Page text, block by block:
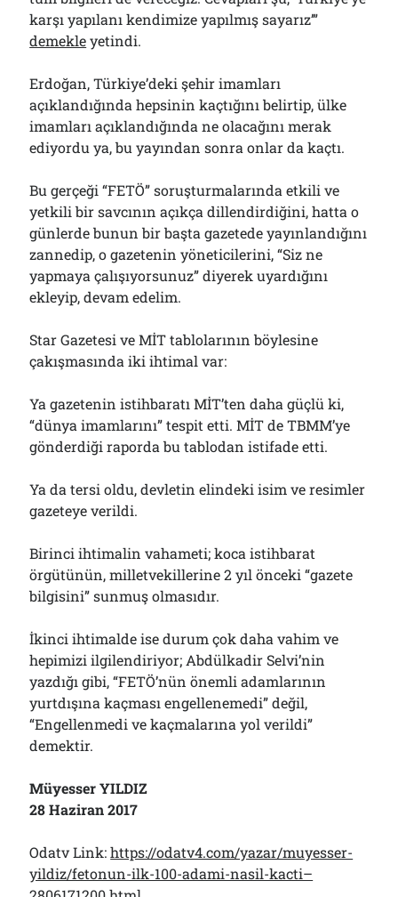
karşı yapılanı kendimize yapılmış sayarız’”
demekleyetindi.
Erdoğan, Türkiye’deki şehir imamları
açıklandığında hepsinin kaçtığını belirtip, ülke
imamları açıklandığında ne olacağını merak
ediyordu ya, bu yayından sonra onlar da kaçtı.
Bu gerçeği “FETÖ” soruşturmalarında etkili ve
yetkili bir savcının açıkça dillendirdiğini, hatta o
günlerde bunun bir başta gazetede yayınlandığını
zannedip, o gazetenin yöneticilerini, “Siz ne
yapmaya çalışıyorsunuz” diyerek uyardığını
ekleyip, devam edelim.
Star Gazetesi ve MİT tablolarının böylesine
çakışmasında iki ihtimal var:
Ya gazetenin istihbaratı MİT’ten daha güçlü ki,
“dünya imamlarını” tespit etti. MİT de TBMM’ye
gönderdiği raporda bu tablodan istifade etti.
Ya da tersi oldu, devletin elindeki isim ve resimler
gazeteye verildi.
Birinci ihtimalin vahameti; koca istihbarat
örgütünün, milletvekillerine 2 yıl önceki “gazete
bilgisini” sunmuş olmasıdır.
İkinci ihtimalde ise durum çok daha vahim ve
hepimizi ilgilendiriyor; Abdülkadir Selvi’nin
yazdığı gibi, “FETÖ’nün önemli adamlarının
yurtdışına kaçması engellenemedi” değil,
“Engellenmedi ve kaçmalarına yol verildi”
demektir.
Müyesser YILDIZ
28 Haziran 2017
Odatv Link:https://odatv4.com/yazar/muyesser-
yildiz/fetonun-ilk-100-adami-nasil-kacti–